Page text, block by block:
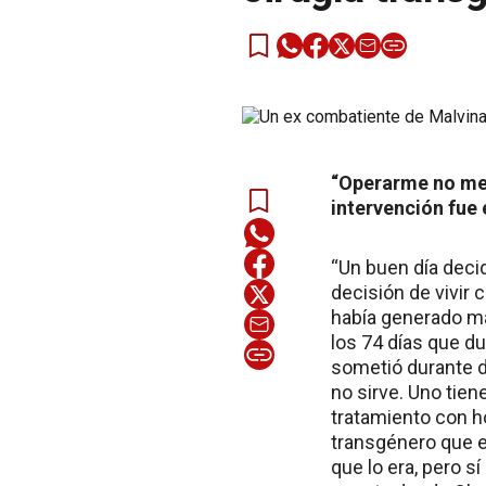
“Operarme no
intervención fue
“Un buen día
decisión de vivir
había generado
los 74 días que
sometió durante
no sirve. Uno
tratamiento con
transgénero que
que lo era, pero